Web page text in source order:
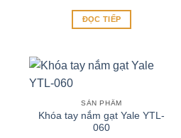
ĐỌC TIẾP
SẢN PHẨM
Khóa tay nắm gạt Yale YTL-
060